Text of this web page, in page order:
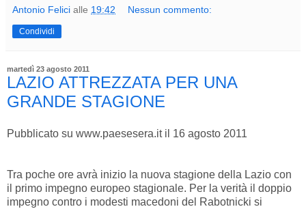
Antonio Felici alle 19:42 Nessun commento:
Condividi
martedì 23 agosto 2011
LAZIO ATTREZZATA PER UNA
GRANDE STAGIONE
Pubblicato su www.paesesera.it il 16 agosto 2011
Tra poche ore avrà inizio la nuova stagione della Lazio con
il primo impegno europeo stagionale. Per la verità il doppio
impegno contro i modesti macedoni del Rabotnicki si